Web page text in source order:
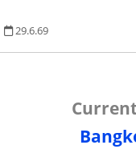
29.6.69